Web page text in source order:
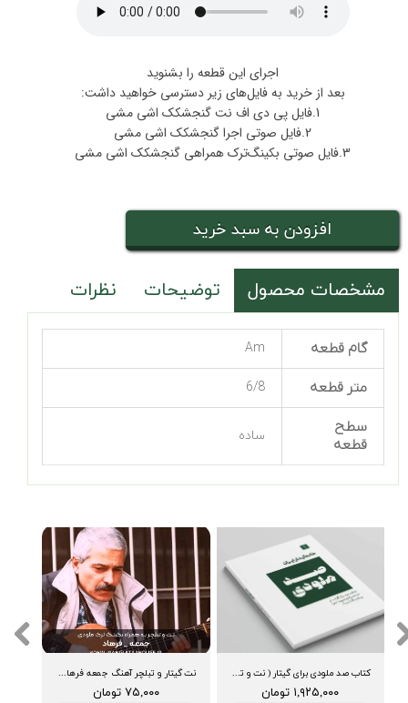
اجرای این قطعه را بشنوید
بعد از خرید به فایل‌های زیر دسترسی خواهید داشت:
1.فایل پی دی اف نت گنجشکک اشی مشی
2.فایل صوتی اجرا گنجشکک اشی مشی
3.فایل صوتی بکینگ‌ترک همراهی گنجشکک اشی مشی
افزودن به سبد خرید
مشخصات محصول توضیحات نظرات
گام قطعه Am
متر قطعه 6/8
سطح
قطعه
ساده
نت گیتار و تبلچر آهنگ جمعه فرهاد + بکینگ ترک و آکورد
۷۵,۰۰۰ تومان
کتاب صد ملودی برای گیتار ( نت و تبلچر، آکورد، ویدیوی اجرا و بکینگ ترک)
۱,۹۲۵,۰۰۰ تومان